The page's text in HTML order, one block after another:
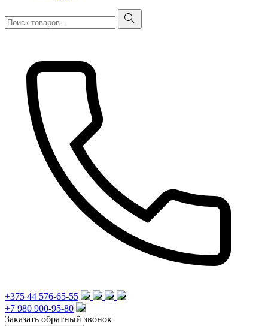
+375 44 576-65-55
+7 980 900-95-80
Заказать обратный звонок